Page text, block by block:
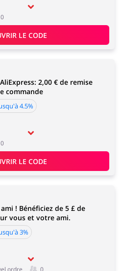
0
LE CODE
2,00 € de remise
commande
4.5%
0
LE CODE
! Bénéficiez de 5 £ de
vous et votre ami.
3%
ordre 0